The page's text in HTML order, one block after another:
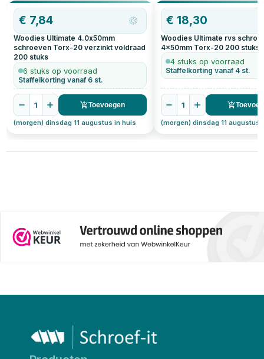
€ 7,84
Woodies Ultimate 4.0x50mm
schroeven Torx-20 verzinkt voldraad
200 stuks
6 stuks op voorraad
Staffelkorting vanaf 6 st.
1 Toevoegen
(morgen) dinsdag 11 augustus in huis
€18,30
Woodies Ultimate rvs
4x50mm Torx-20 200 stuks
4 stuks op voorraad
Staffelkorting vanaf 4 st.
1
(morgen) dinsdag 11 augustus